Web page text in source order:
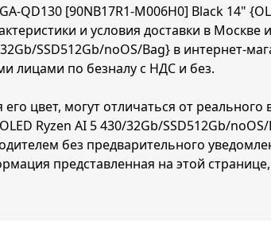
QD130 [90NB17R1-M006H0] Black 14"
и условия доставки в
SSD512Gb/noOS/Bag} в интернет-
лицами по безналу с НДС и без.
цвет, могут отличаться от
Ryzen AI 5 430/32Gb/SSD512Gb/
без предварительного
представленная на этой